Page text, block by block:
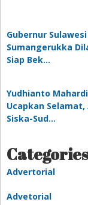
Gubernur
Sumangerukka
Siap Bek…
Yudhianto
Ucapkan
Siska-Sud…
Categories
Advertorial
Advetorial